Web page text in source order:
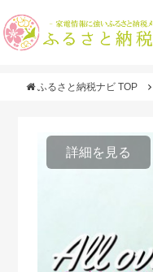
ふるさと納税ナビ TOP
詳細を見る